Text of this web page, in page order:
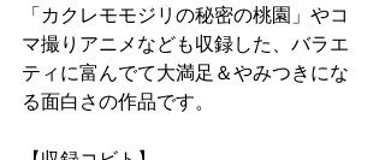
「カクレモモジリの秘密の桃園」やコ
マ撮りアニメなども収録した、バラエ
ティに富んでて大満足＆やみつきにな
る面白さの作品です。